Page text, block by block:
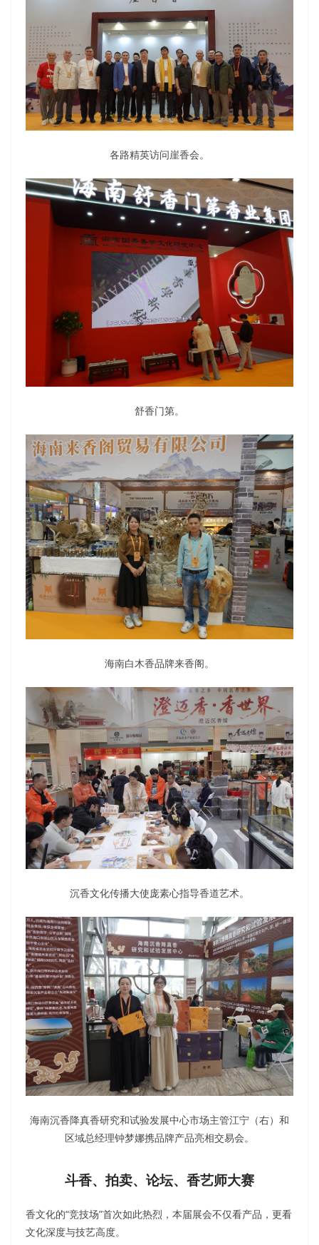
各路精英访问崖香会。
舒香门第。
海南白木香品牌来香阁。
沉香文化传播大使庞素心指导香道艺术。
海南沉香降真香研究和试验发展中心市场主管江宁（右）和
区域总经理钟梦娜携品牌产品亮相交易会。
斗香、拍卖、论坛、香艺师大赛
香文化的“竞技场”首次如此热烈，本届展会不仅看产品，更看
文化深度与技艺高度。